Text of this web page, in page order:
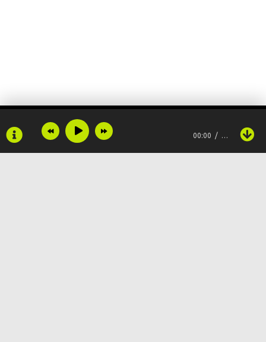
будем разом святкувати.
З Новим Роком всіх вітати, 00:00